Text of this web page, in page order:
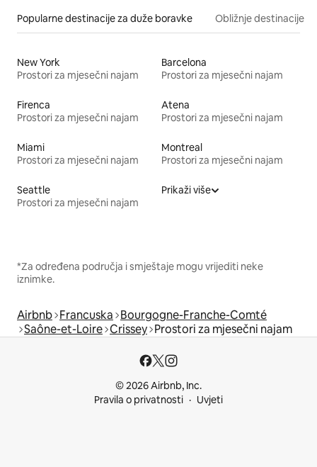
Popularne destinacije za duže boravke Obližnje destinacije
New York
Prostori za mjesečni najam
Barcelona
Prostori za mjesečni najam
Firenca
Prostori za mjesečni najam
Atena
Prostori za mjesečni najam
Miami
Prostori za mjesečni najam
Montreal
Prostori za mjesečni najam
Seattle
Prostori za mjesečni najam
Prikaži više
*Za određena područja i smještaje mogu vrijediti neke
iznimke.
Airbnb Francuska Bourgogne-Franche-Comté
Saône-et-Loire Crissey Prostori za mjesečni najam
© 2026 Airbnb, Inc.
Pravila o privatnosti
Uvjeti